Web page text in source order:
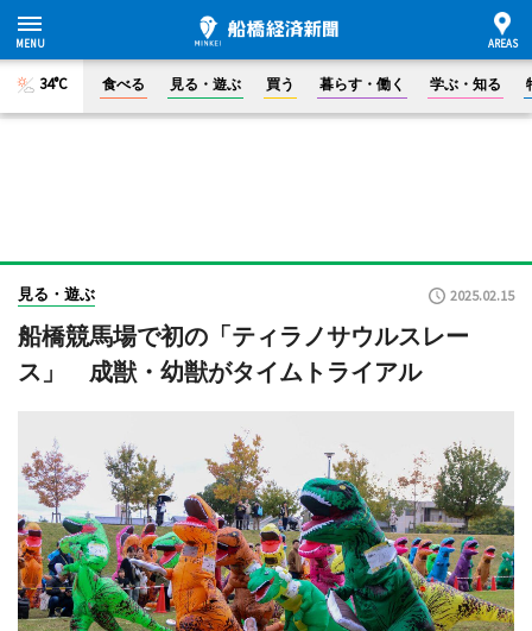
34°C 食べる 見る・遊ぶ 買う 暮らす・働く 学ぶ・知る
見る・遊ぶ 2025.02.15
船橋競馬場で初の「ティラノサウルスレー
ス」 成獣・幼獣がタイムトライアル